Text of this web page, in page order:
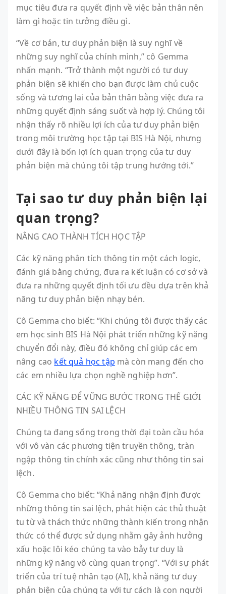
mục tiêu đưa ra quyết định về việc bản thân nên
làm gì hoặc tin tưởng điều gì.
“Về cơ bản, tư duy phản biện là suy nghĩ về
những suy nghĩ của chính mình,” cô Gemma
nhấn mạnh. “Trở thành một người có tư duy
phản biện sẽ khiến cho bạn được làm chủ cuộc
sống và tương lai của bản thân bằng việc đưa ra
những quyết định sáng suốt và hợp lý. Chúng tôi
nhận thấy rõ nhiều lợi ích của tư duy phản biện
trong môi trường học tập tại BIS Hà Nội, nhưng
dưới đây là bốn lợi ích quan trọng của tư duy
phản biện mà chúng tôi tập trung hướng tới.”
Tại sao tư duy phản biện lại
quan trọng?
NÂNG CAO THÀNH TÍCH HỌC TẬP
Các kỹ năng phân tích thông tin một cách logic,
đánh giá bằng chứng, đưa ra kết luận có cơ sở và
đưa ra những quyết định tối ưu đều dựa trên khả
năng tư duy phản biện nhạy bén.
Cô Gemma cho biết: “Khi chúng tôi được thấy các
em học sinh BIS Hà Nội phát triển những kỹ năng
chuyển đổi này, điều đó không chỉ giúp các em
nâng cao kết quả học tập mà còn mang đến cho
các em nhiều lựa chọn nghề nghiệp hơn”.
CÁC KỸ NĂNG ĐỂ VỮNG BƯỚC TRONG THẾ GIỚI
NHIỀU THÔNG TIN SAI LỆCH
Chúng ta đang sống trong thời đại toàn cầu hóa
với vô vàn các phương tiện truyền thông, tràn
ngập thông tin chính xác cũng như thông tin sai
lệch.
Cô Gemma cho biết: “Khả năng nhận định được
những thông tin sai lệch, phát hiện các thủ thuật
tu từ và thách thức những thành kiến ​​trong nhận
thức có thể được sử dụng nhằm gây ảnh hưởng
xấu hoặc lôi kéo chúng ta vào bẫy tư duy là
những kỹ năng vô cùng quan trọng”. “Với sự phát
triển của trí tuệ nhân tạo (AI), khả năng tư duy
phản biện của chúng ta với tư cách là con người